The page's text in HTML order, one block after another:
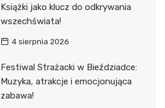
Książki jako klucz do odkrywania
wszechświata!
4 sierpnia 2026
Festiwal Strażacki w Bieździadce:
Muzyka, atrakcje i emocjonująca
zabawa!